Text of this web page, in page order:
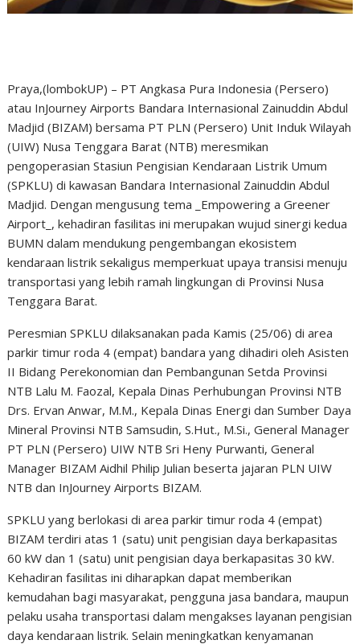
Praya,(lombokUP) – PT Angkasa Pura Indonesia (Persero)
atau InJourney Airports Bandara Internasional Zainuddin Abdul
Madjid (BIZAM) bersama PT PLN (Persero) Unit Induk Wilayah
(UIW) Nusa Tenggara Barat (NTB) meresmikan
pengoperasian Stasiun Pengisian Kendaraan Listrik Umum
(SPKLU) di kawasan Bandara Internasional Zainuddin Abdul
Madjid. Dengan mengusung tema _Empowering a Greener
Airport_, kehadiran fasilitas ini merupakan wujud sinergi kedua
BUMN dalam mendukung pengembangan ekosistem
kendaraan listrik sekaligus memperkuat upaya transisi menuju
transportasi yang lebih ramah lingkungan di Provinsi Nusa
Tenggara Barat.
Peresmian SPKLU dilaksanakan pada Kamis (25/06) di area
parkir timur roda 4 (empat) bandara yang dihadiri oleh Asisten
II Bidang Perekonomian dan Pembangunan Setda Provinsi
NTB Lalu M. Faozal, Kepala Dinas Perhubungan Provinsi NTB
Drs. Ervan Anwar, M.M., Kepala Dinas Energi dan Sumber Daya
Mineral Provinsi NTB Samsudin, S.Hut., M.Si., General Manager
PT PLN (Persero) UIW NTB Sri Heny Purwanti, General
Manager BIZAM Aidhil Philip Julian beserta jajaran PLN UIW
NTB dan InJourney Airports BIZAM.
SPKLU yang berlokasi di area parkir timur roda 4 (empat)
BIZAM terdiri atas 1 (satu) unit pengisian daya berkapasitas
60 kW dan 1 (satu) unit pengisian daya berkapasitas 30 kW.
Kehadiran fasilitas ini diharapkan dapat memberikan
kemudahan bagi masyarakat, pengguna jasa bandara, maupun
pelaku usaha transportasi dalam mengakses layanan pengisian
daya kendaraan listrik. Selain meningkatkan kenyamanan